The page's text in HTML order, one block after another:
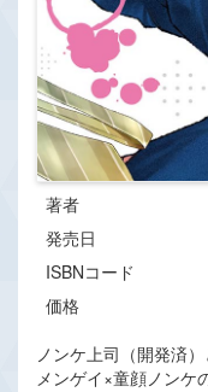
著者
発売日
ISBNコード
価格
ノンケ上司（開発済
メンゲイ×童顔ノンケ